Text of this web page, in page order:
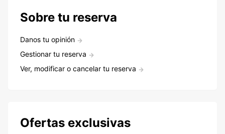
Sobre tu reserva
Danos tu opinión
Gestionar tu reserva
Ver, modificar o cancelar tu reserva
Ofertas exclusivas